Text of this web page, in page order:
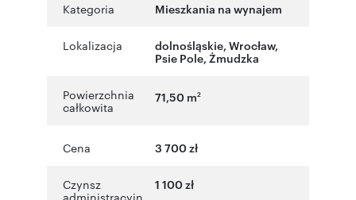
Kategoria Mieszkania na wynajem
Lokalizacja dolnośląskie, Wrocław,
Psie Pole, Żmudzka
Powierzchnia
całkowita
71,50 m2
Cena 3 700 zł
Czynsz
1 100 zł